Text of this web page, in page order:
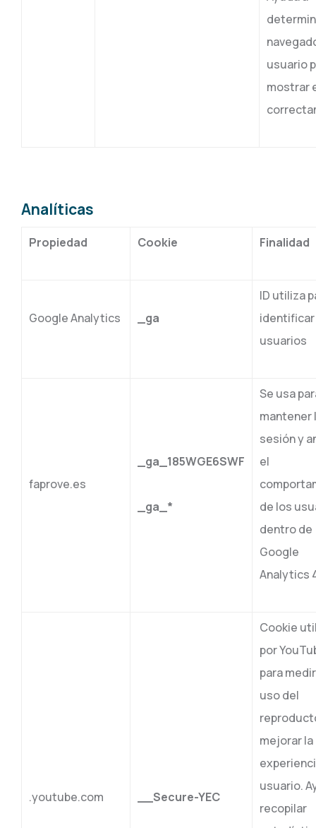
usuario
mostrar
Analíticas
Propiedad Cookie Finalidad
Google Analytics _ga
ID utiliza
identificar
usuarios
faprove.es
_ga_185WGE6SWF
_ga_*
Se usa
mantener
sesión y
el
de los
dentro de
Google
Analytics
.youtube.com __Secure-YEC
Cookie
por
para
uso del
mejorar la
usuario.
recopilar